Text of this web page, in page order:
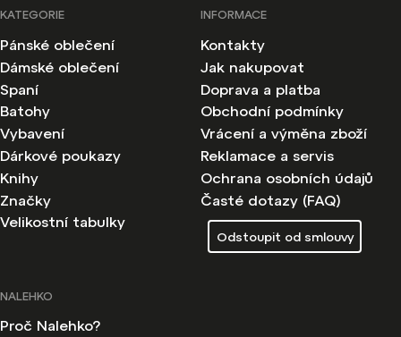
KATEGORIE
Pánské oblečení
Dámské oblečení
Spaní
Batohy
Vybavení
Dárkové poukazy
Knihy
Značky
Velikostní tabulky
INFORMACE
Kontakty
Jak nakupovat
Doprava a platba
Obchodní podmínky
Vrácení a výměna zboží
Reklamace a servis
Ochrana osobních údajů
Časté dotazy (FAQ)
Odstoupit od smlouvy
NALEHKO
Proč Nalehko?